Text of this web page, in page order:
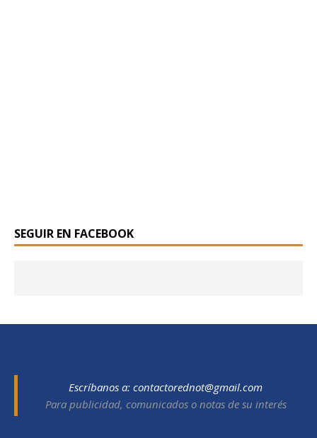
SEGUIR EN FACEBOOK
Escríbanos a: contactorednot@gmail.com
Para publicidad, comunicados o notas de su interés